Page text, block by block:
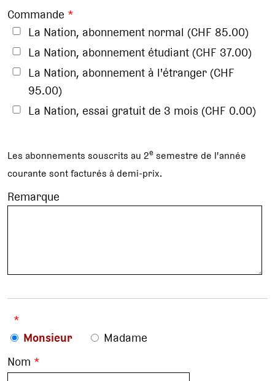
Commande *
La Nation, abonnement normal (CHF 85.00)
La Nation, abonnement étudiant (CHF 37.00)
La Nation, abonnement à l'étranger (CHF
95.00)
La Nation, essai gratuit de 3 mois (CHF 0.00)
Les abonnements souscrits au 2e semestre de l'année
courante sont facturés à demi-prix.
Remarque
*
Monsieur
Madame
Nom *